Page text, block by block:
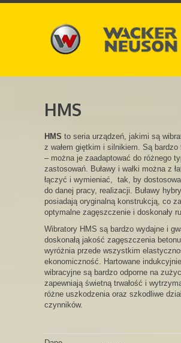
HMS
HMS to seria urządzeń, jakimi są
z wałem giętkim i silnikiem. Są bardzo
– można je zaadaptować do różnego
zastosowań. Buławy i wałki można z
łączyć i wymieniać, tak, by
do danej pracy, realizacji. Buławy
posiadają oryginalną konstrukcją, co
optymalne zagęszczenie i doskonały
Wibratory HMS są bardzo wydajne i
doskonałą jakość zagęszczenia
wyróżnia przede wszystkim
ekonomiczność. Hartowane
wibracyjne są bardzo odporne na
zapewniają świetną trwałość i
różne uszkodzenia oraz szkodliwe
czynników.